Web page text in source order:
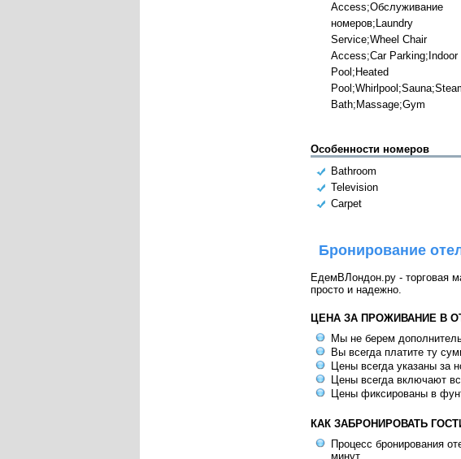
Access;Обслуживание
номеров;Laundry
Service;Wheel Chair
Access;Car Parking;Indoor
Pool;Heated
Bath;Massage;Gym
Особенности номеров
Bathroom
Television
Carpet
Бронирование
ЕдемВЛондон.ру - торговая
просто и надежно.
ЦЕНА ЗА ПРОЖИВАНИЕ В
Мы не берем
Вы всегда платите ту
Цены всегда указаны за
Цены всегда включают
Цены фиксированы в
КАК ЗАБРОНИРОВАТЬ
Процесс бронирования
минут